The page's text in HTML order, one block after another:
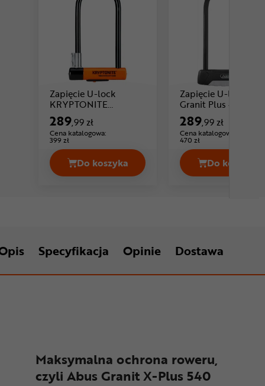
Zapięcie U-lock
KRYPTONITE
Evolution
289,99 zł
Cena katalogowa:
399 zł
Do koszyka
Zapięcie U-lock KRYPTONITE
Zapięcie U-lock
Granit Plus 470
289,99 zł
Cena katalogowa:
470 zł
Do koszyka
Specyfikacja Opinie Dostawa
Maksymalna ochrona roweru,
czyli Abus Granit X-Plus 540